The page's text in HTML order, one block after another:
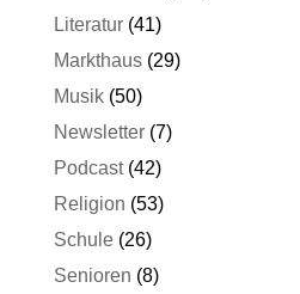
Literatur(41)
Markthaus(29)
Musik(50)
Newsletter(7)
Podcast(42)
Religion (53)
Schule(26)
Senioren (8)